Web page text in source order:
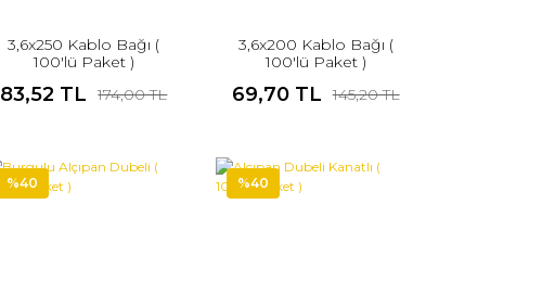
3,6x250 Kablo Bağı (
100'lü Paket )
83,52 TL 174,00 TL
3,6x200 Kablo Bağı (
100'lü Paket )
69,70 TL 145,20 TL
%40 %40